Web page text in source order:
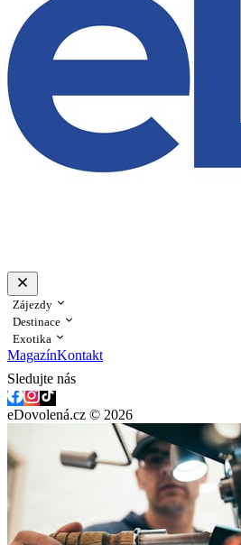
Zájezdy
Destinace
Exotika
MagazínKontakt
Sledujte nás
eDovolená.cz © 2026